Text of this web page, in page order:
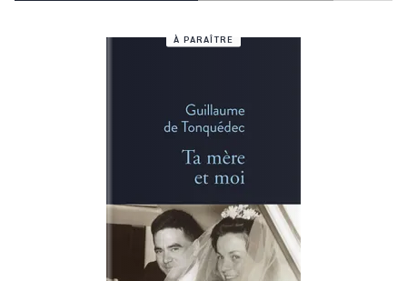
À PARAÎTRE